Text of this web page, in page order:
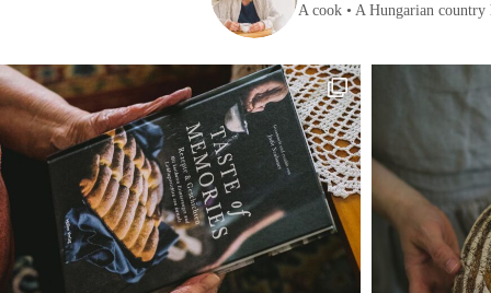
A cook • A Hungarian country